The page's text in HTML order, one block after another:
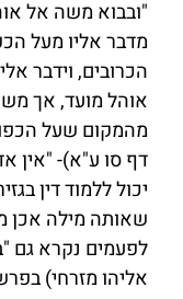
"ובבוא משה אל
מדבר אליו מעל
הכרובים, וידבר
אוהל מועד, אך
מהמקום שעל
דף סו ע"א)- "אין
יכול ללמוד דין
שאותה מילה אכן
לפעמים נקרא גם
אליהו מזרחי)